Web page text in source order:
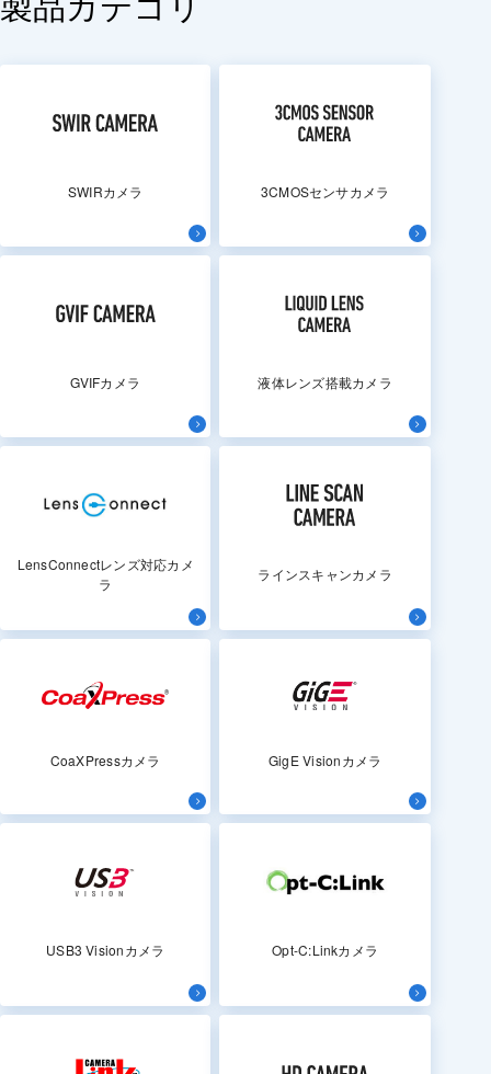
SWIRカメラ 3CMOSセンサカメラ
GVIFカメラ 液体レンズ搭載カメラ
LensConnectレンズ対応カメ
ラ
ラインスキャンカメラ
CoaXPressカメラ GigE Visionカメラ
USB3 Visionカメラ Opt-C:Linkカメラ